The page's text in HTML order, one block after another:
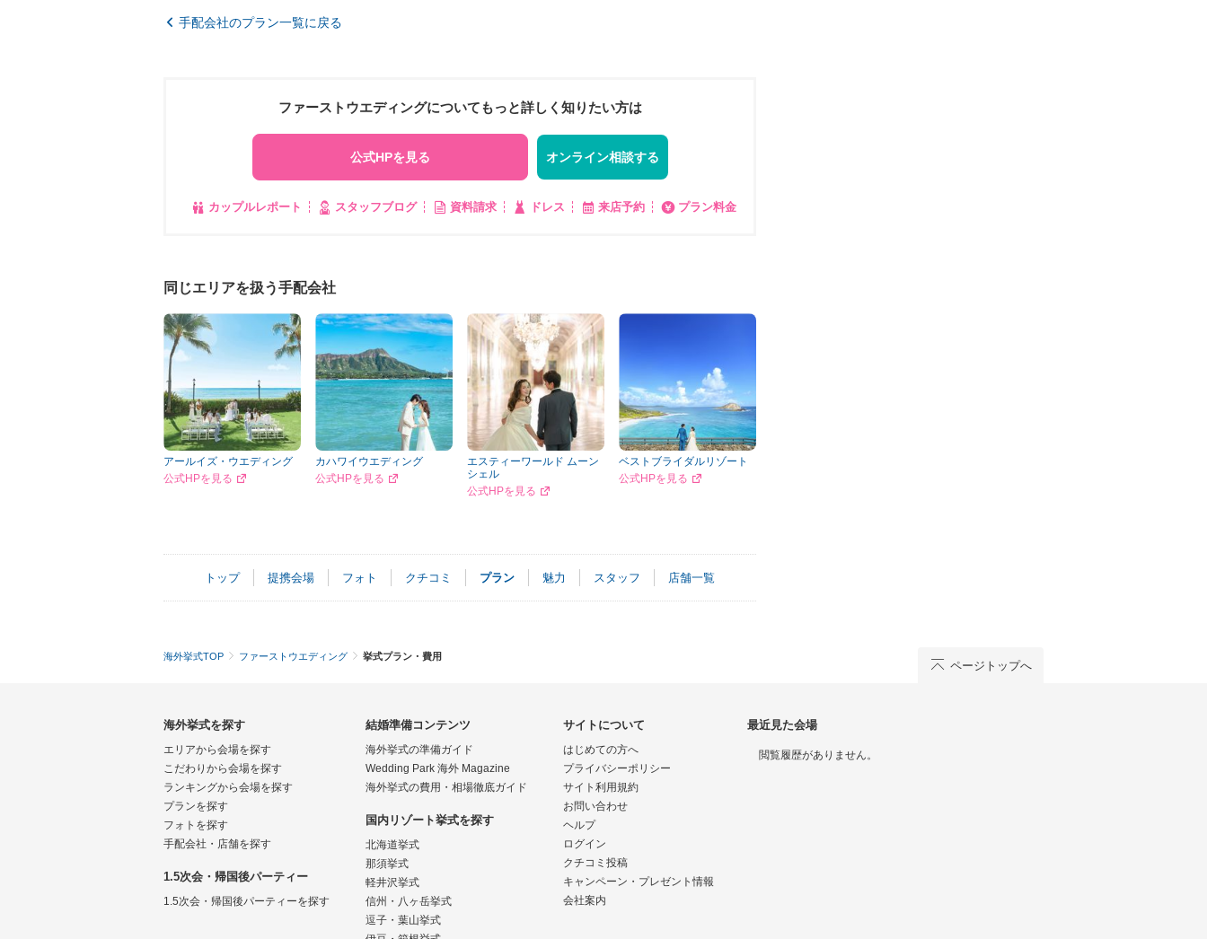
手配会社のプラン一覧に戻る
ファーストウエディングについてもっと詳しく知りたい方は
公式HPを見る オンライン相談する
カップルレポート スタッフブログ 資料請求 ドレス 来店予約 プラン料金
同じエリアを扱う手配会社
アールイズ・ウエディング
公式HPを見る
カハワイウエディング
公式HPを見る
エスティーワールド ムーン
シェル
公式HPを見る
ベストブライダルリゾート
公式HPを見る
トップ 提携会場 フォト クチコミ プラン 魅力 スタッフ 店舗一覧
海外挙式TOP ファーストウエディング 挙式プラン・費用
海外挙式を探す
エリアから会場を探す
こだわりから会場を探す
ランキングから会場を探す
プランを探す
フォトを探す
手配会社・店舗を探す
1.5次会・帰国後パーティー
1.5次会・帰国後パーティーを探す
結婚準備コンテンツ
海外挙式の準備ガイド
Wedding Park 海外 Magazine
海外挙式の費用・相場徹底ガイド
国内リゾート挙式を探す
北海道挙式
那須挙式
軽井沢挙式
信州・八ヶ岳挙式
逗子・葉山挙式
サイトについて
はじめての方へ
プライバシーポリシー
サイト利用規約
お問い合わせ
ヘルプ
ログイン
クチコミ投稿
キャンペーン・プレゼント情報
会社案内
最近見た会場
閲覧履歴がありません。
ページトップへ